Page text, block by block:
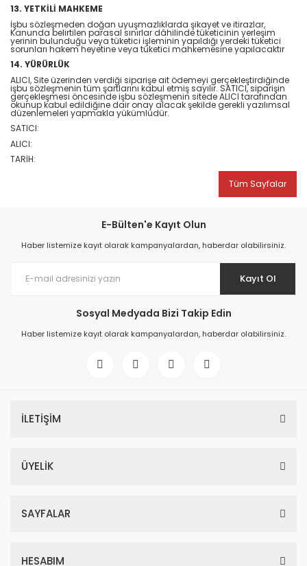
13. YETKİLİ MAHKEME
İşbu sözleşmeden doğan uyuşmazlıklarda şikayet ve itirazlar,
Kanunda belirtilen parasal sınırlar dâhilinde tüketicinin yerleşim
yerinin bulunduğu veya tüketici işleminin yapıldığı yerdeki tüketici
sorunları hakem heyetine veya tüketici mahkemesine yapılacaktır
14. YÜRÜRLÜK
ALICI, Site üzerinden verdiği siparişe ait ödemeyi gerçekleştirdiğinde
işbu sözleşmenin tüm şartlarını kabul etmiş sayılır. SATICI, siparişin
gerçekleşmesi öncesinde işbu sözleşmenin sitede ALICI tarafından
okunup kabul edildiğine dair onay alacak şekilde gerekli yazılımsal
düzenlemeleri yapmakla yükümlüdür.
SATICI:
ALICI:
TARİH:
Tüm Sayfalar
E-Bülten'e Kayıt Olun
Haber listemize kayıt olarak kampanyalardan, haberdar olabilirsiniz.
Kayıt Ol
Sosyal Medyada Bizi Takip Edin
Haber listemize kayıt olarak kampanyalardan, haberdar olabilirsiniz.
İLETİŞİM
ÜYELİK
SAYFALAR
HESABIM